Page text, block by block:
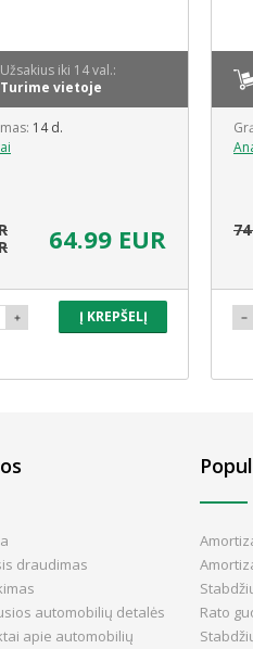
Užsakius iki 14 val.:
Turime vietoje
14 d.
64.99 EUR
Į KREPŠELĮ
draudimas
automobilių detalės
apie automobilių
Rato